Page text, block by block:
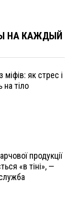
НА КАЖДЫЙ
як стрес і
на тіло
продукції
«в тіні», —